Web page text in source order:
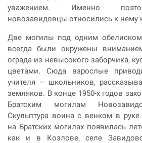
уважением. Именно
новозавидовцы относились к нему
Две могилы под одним
всегда были окружены
ограда из невысокого заборчика,
цветами. Сюда взрослые
учителя – школьников,
земляков. В конце 1950-х годов
Братским могилам
Скульптура воина с венком в
на Братских могилах появилась
как и в Козлове, селе